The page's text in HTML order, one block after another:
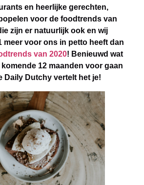
en heerlijke gerechten,
voor de foodtrends van
zijn er natuurlijk ook en wij
meer voor ons in petto heeft dan
van 2020! Benieuwd wat
12 maanden voor gaan
Daily Dutchy vertelt het je!